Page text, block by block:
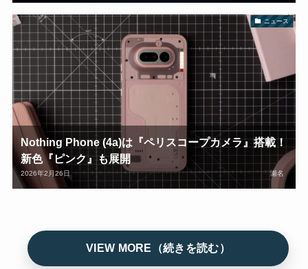
ニュース
Nothing Phone (4a)は『ペリスコープカメラ』搭載！
新色『ピンク』も展開
2026年2月26日 瀬名